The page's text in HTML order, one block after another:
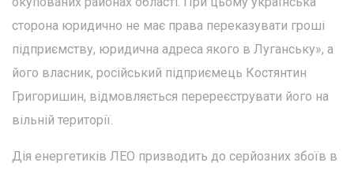
сторона юридично не має права переказувати гроші
підприємству, юридична адреса якого в Луганську», а
його власник, російський підприємець Костянтин
Григоришин, відмовляється перереєструвати його на
вільній території.
Дія енергетиків ЛЕО призводить до серйозних збоїв в